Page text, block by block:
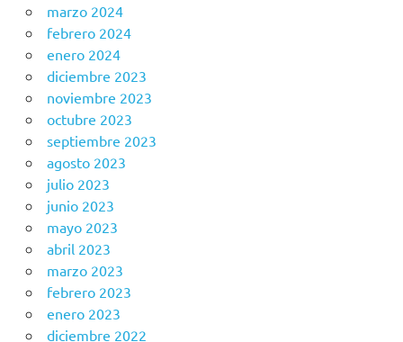
marzo 2024
febrero 2024
enero 2024
diciembre 2023
noviembre 2023
octubre 2023
septiembre 2023
agosto 2023
julio 2023
junio 2023
mayo 2023
abril 2023
marzo 2023
febrero 2023
enero 2023
diciembre 2022